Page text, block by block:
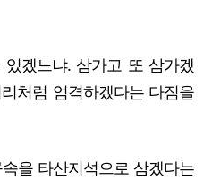
겠느냐. 삼가고 또 삼가겠
처럼 엄격하겠다는 다짐을
을 타산지석으로 삼겠다는